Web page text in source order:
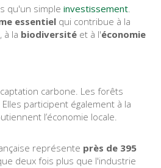
qu'un simple investissement
essentiel qui contribue à la
, à la biodiversité et à l'économie
carbone. Les forêts
participent également à la
l’économie locale.
représente près de 395
deux fois plus que l'industrie